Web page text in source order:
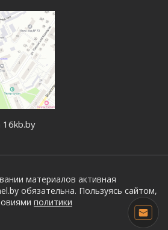
материалов активная
обязательна. Пользуясь сайтом,
политики